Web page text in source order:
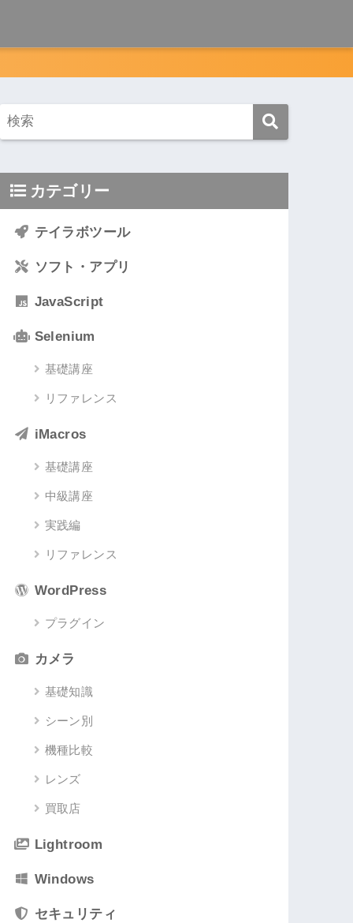
カテゴリー
テイラボツール
ソフト・アプリ
JavaScript
Selenium
基礎講座
リファレンス
iMacros
基礎講座
中級講座
実践編
リファレンス
WordPress
プラグイン
カメラ
基礎知識
シーン別
機種比較
レンズ
買取店
Lightroom
Windows
セキュリティ